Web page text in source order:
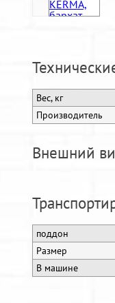
Вес, кг
Производитель
Внешний
поддон
Размер
В машине